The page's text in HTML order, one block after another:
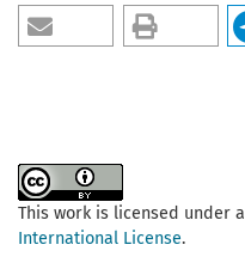
This work is licensed under a
International License.